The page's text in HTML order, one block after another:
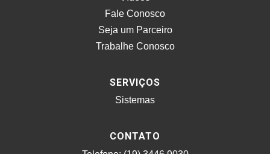
Fale Conosco
Seja um Parceiro
Trabalhe Conosco
SERVIÇOS
Sistemas
CONTATO